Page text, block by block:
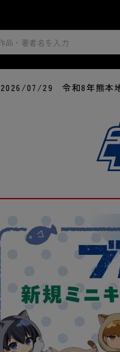
2026/07/29 令和8年熊本地